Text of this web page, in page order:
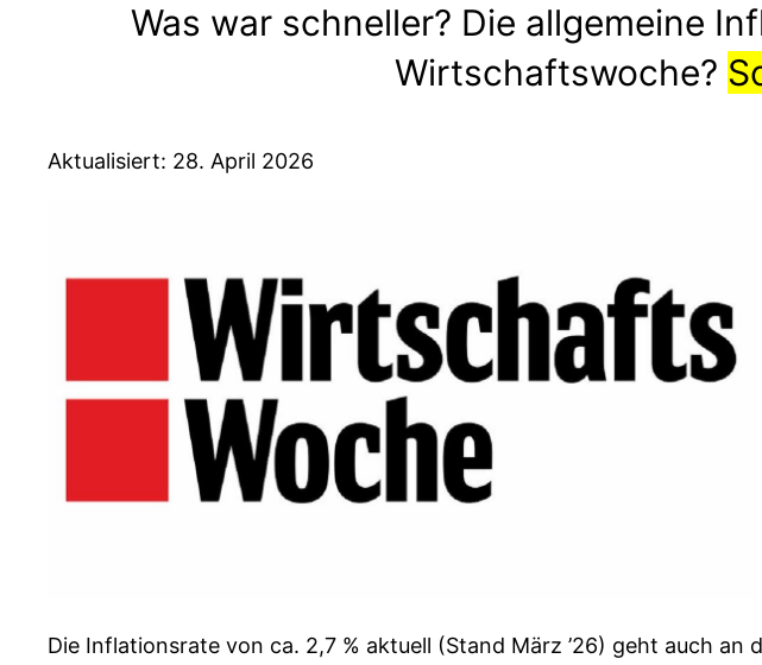
Was war schneller? Die allgemeine
Wirtschaftswoche?
Aktualisiert: 28. April 2026
Die Inflationsrate von ca. 2,7 % aktuell (Stand März ’26) geht auch